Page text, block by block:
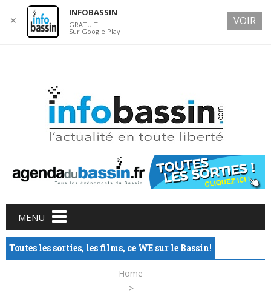
Main menu
content
MENU
Toutes les sorties, les films, ce WE sur le Bassin!
Home
>
✕
INFOBASSIN
GRATUIT
Sur Google Play
VOIR